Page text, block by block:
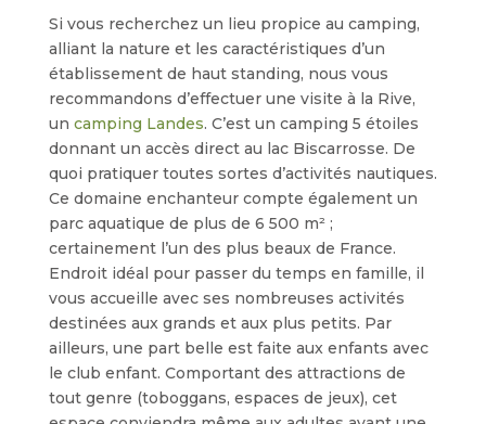
Si vous recherchez un lieu propice au camping,
alliant la nature et les caractéristiques d’un
établissement de haut standing, nous vous
recommandons d’effectuer une visite à la Rive,
un camping Landes. C’est un camping 5 étoiles
donnant un accès direct au lac Biscarrosse. De
quoi pratiquer toutes sortes d’activités nautiques.
Ce domaine enchanteur compte également un
parc aquatique de plus de 6 500 m² ;
certainement l’un des plus beaux de France.
Endroit idéal pour passer du temps en famille, il
vous accueille avec ses nombreuses activités
destinées aux grands et aux plus petits. Par
ailleurs, une part belle est faite aux enfants avec
le club enfant. Comportant des attractions de
tout genre (toboggans, espaces de jeux), cet